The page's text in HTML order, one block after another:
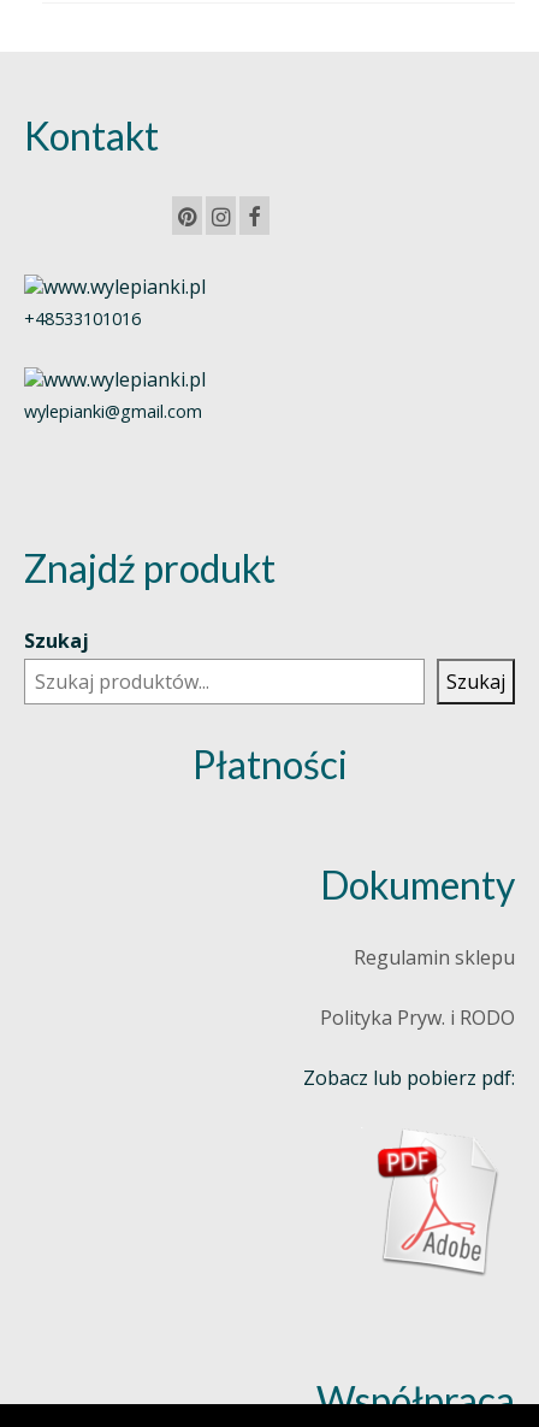
Kontakt
+48533101016
wylepianki@gmail.com
Znajdź produkt
Szukaj
Szukaj
Płatności
Dokumenty
Regulamin sklepu
Polityka Pryw. i RODO
Zobacz lub pobierz pdf:
Współpraca